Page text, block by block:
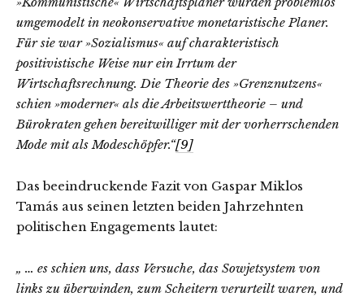
umgemodelt in neokonservative monetaristische Planer.
Für sie war »Sozialismus« auf charakteristisch
positivistische Weise nur ein Irrtum der
Wirtschaftsrechnung. Die Theorie des »Grenznutzens«
schien »moderner« als die Arbeitswerttheorie – und
Bürokraten gehen bereitwilliger mit der vorherrschenden
Mode mit als Modeschöpfer.“[9]
Das beeindruckende Fazit von Gaspar Miklos
Tamás aus seinen letzten beiden Jahrzehnten
politischen Engagements lautet:
„ … es schien uns, dass Versuche, das Sowjetsystem von
links zu überwinden, zum Scheitern verurteilt waren, und